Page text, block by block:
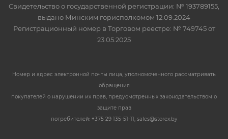
Свидетельство о государственной регистрации: № 193789155,
выдано Минским горисполкомом 12.09.2024
Регистрационный номер в Торговом реестре: № 749745 от
23.05.2025
Номер и адрес электронной почты лица, уполномоченного рассматривать
обращения
покупателей о нарушении их прав, предусмотренных законодательством о
защите прав
потребителей: +375 29 135-51-11, sales@storex.by